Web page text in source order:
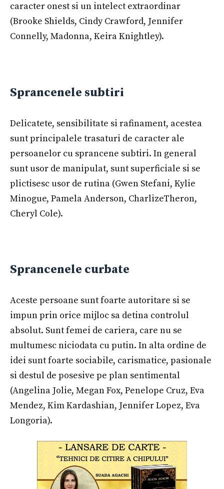
caracter onest si un intelect extraordinar
(Brooke Shields, Cindy Crawford, Jennifer
Connelly, Madonna, Keira Knightley).
Sprancenele subtiri
Delicatete, sensibilitate si rafinament, acestea
sunt principalele trasaturi de caracter ale
persoanelor cu sprancene subtiri. In general
sunt usor de manipulat, sunt superficiale si se
plictisesc usor de rutina (Gwen Stefani, Kylie
Minogue, Pamela Anderson, CharlizeTheron,
Cheryl Cole).
Sprancenele curbate
Aceste persoane sunt foarte autoritare si se
impun prin orice mijloc sa detina controlul
absolut. Sunt femei de cariera, care nu se
multumesc niciodata cu putin. In alta ordine de
idei sunt foarte sociabile, carismatice, pasionale
si destul de posesive pe plan sentimental
(Angelina Jolie, Megan Fox, Penelope Cruz, Eva
Mendez, Kim Kardashian, Jennifer Lopez, Eva
Longoria).